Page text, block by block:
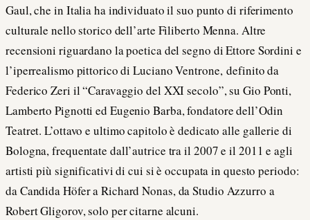
Gaul, che in Italia ha individuato il suo punto di riferimento
culturale nello storico dell’arte Filiberto Menna. Altre
recensioni riguardano la poetica del segno di Ettore Sordini e
l’iperrealismo pittorico di Luciano Ventrone, definito da
Federico Zeri il “Caravaggio del XXI secolo”, su Gio Ponti,
Lamberto Pignotti ed Eugenio Barba, fondatore dell’Odin
Teatret. L’ottavo e ultimo capitolo è dedicato alle gallerie di
Bologna, frequentate dall’autrice tra il 2007 e il 2011 e agli
artisti più significativi di cui si è occupata in questo periodo:
da Candida Höfer a Richard Nonas, da Studio Azzurro a
Robert Gligorov, solo per citarne alcuni.